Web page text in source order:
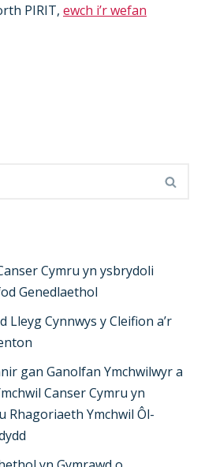
PIRIT, ewch i’r wefan
Cymru yn ysbrydoli
Genedlaethol
Lleyg Cynnwys y Cleifion a’r
gan Ganolfan Ymchwilwyr a
Canser Cymru yn
Ymchwil Ôl-